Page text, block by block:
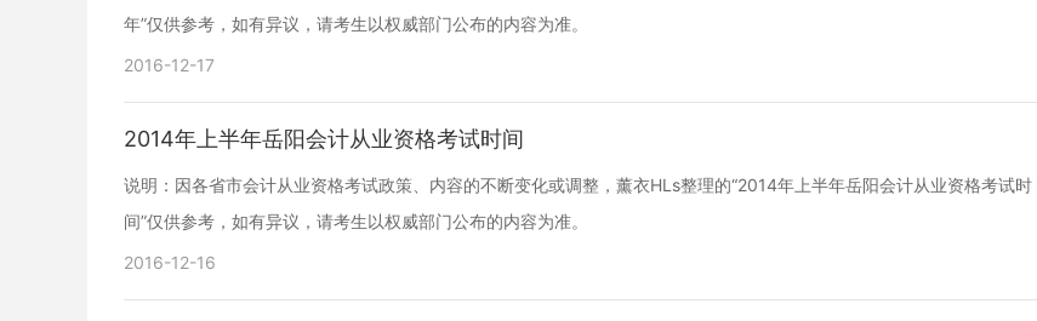
年”仅供参考，如有异议，请考生以权威部门公布的内容为准。
2016-12-17
2014年上半年岳阳会计从业资格考试时间
说明：因各省市会计从业资格考试政策、内容的不断变化或调整，薰衣HLs整理的“2014年上半年岳阳会计从业资格考试时
间”仅供参考，如有异议，请考生以权威部门公布的内容为准。
2016-12-16